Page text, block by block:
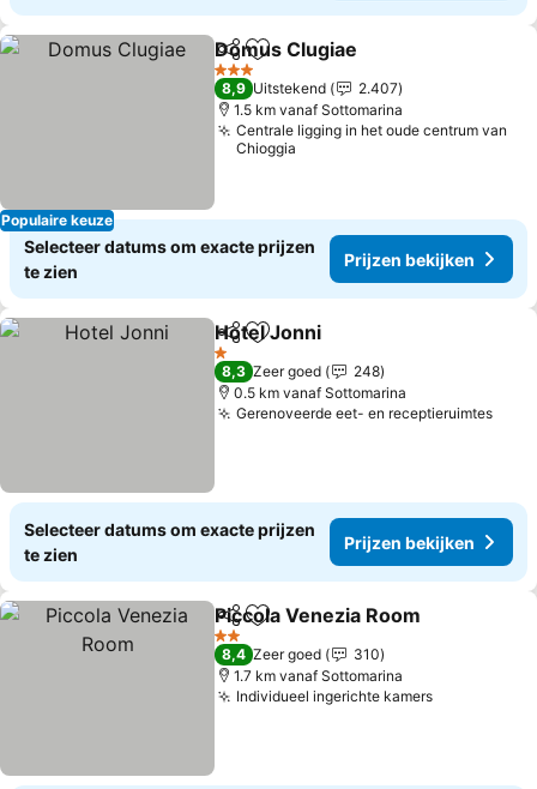
Populaire keuze
DelenToevoegen aan favorieten
Domus Clugiae
3 Sterren
8,9 Uitstekend
2.407
1.5 km vanaf Sottomarina
Centrale ligging in het oude centrum van
Chioggia
Selecteer datums om exacte prijzen
te zien
Prijzen bekijken
DelenToevoegen aan favorieten
Hotel Jonni
1 Sterren
8,3 Zeer goed
248
0.5 km vanaf Sottomarina
Gerenoveerde eet- en receptieruimtes
Selecteer datums om exacte prijzen
te zien
Prijzen bekijken
DelenToevoegen aan favorieten
Piccola Venezia Room
2 Sterren
8,4 Zeer goed
310
1.7 km vanaf Sottomarina
Individueel ingerichte kamers